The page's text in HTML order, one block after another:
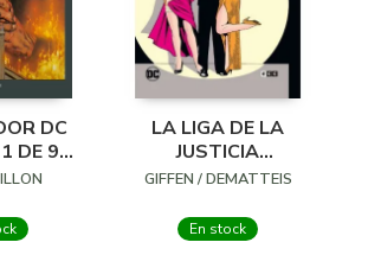
DC
DE 9
LA LIGA DE LA
JUSTICIA
INTERNACIONAL 2
BIALYA
GIFFEN / DEMATTEIS
En stock